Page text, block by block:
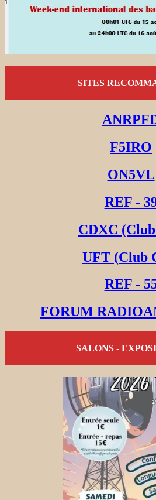
SITES
F5IRO
ON5VL
REF -
CDXC
UFT (Club
REF -
FORUM
SALONS -